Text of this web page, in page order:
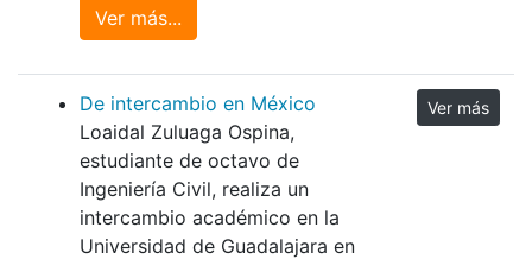
Ver más...
De intercambio en México
Loaidal Zuluaga Ospina,
estudiante de octavo de
Ingeniería Civil, realiza un
intercambio académico en la
Universidad de Guadalajara en
Ver más